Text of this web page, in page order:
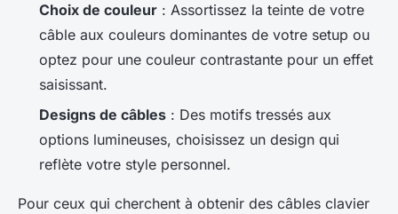
Choix de couleur : Assortissez la teinte de votre
câble aux couleurs dominantes de votre setup ou
optez pour une couleur contrastante pour un effet
saisissant.
Designs de câbles : Des motifs tressés aux
options lumineuses, choisissez un design qui
reflète votre style personnel.
Pour ceux qui cherchent à obtenir des câbles clavier